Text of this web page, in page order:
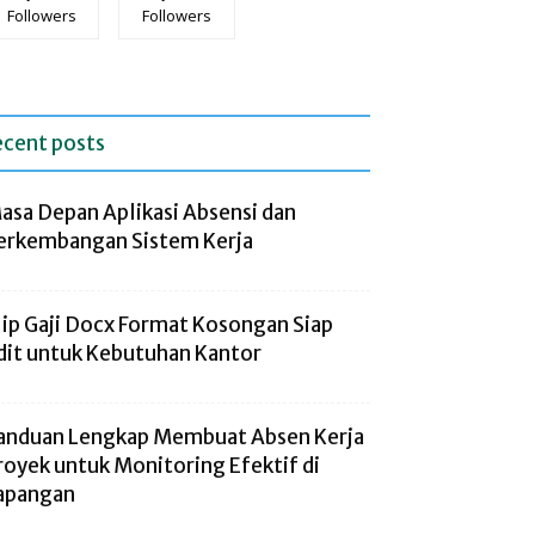
Followers Followers
posts
Depan Aplikasi Absensi dan
Sistem Kerja
Gaji Docx Format Kosongan Siap
untuk Kebutuhan Kantor
Lengkap Membuat Absen Kerja
untuk Monitoring Efektif di